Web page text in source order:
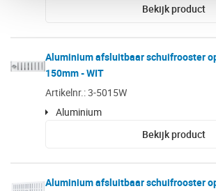
Bekijk product
Aluminium afsluitbaar schuifrooster
150mm - WIT
Artikelnr.: 3-5015W
Aluminium
Bekijk product
Aluminium afsluitbaar schuifrooster